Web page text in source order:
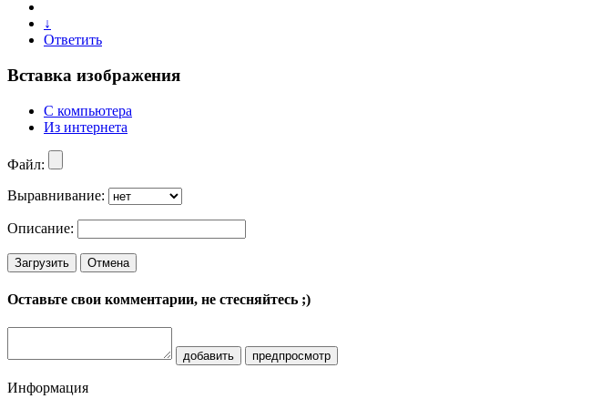
↓
Ответить
Вставка изображения
С компьютера
Из интернета
Файл:
Выравнивание:
Описание:
Загрузить Отмена
Оставьте свои комментарии, не стесняйтесь ;)
добавить предпросмотр
Информация